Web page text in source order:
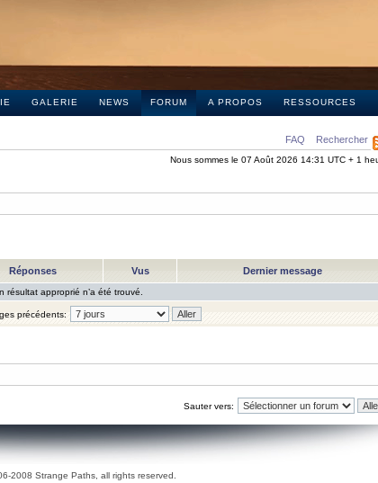
GALERIE NEWS FORUM A PROPOS RESSOURCES
FAQ Rechercher
Nous sommes le 07 Août 2026 14:31 UTC + 1
Réponses Vus Dernier message
résultat approprié n’a été trouvé.
précédents:
Sauter vers:
2008 Strange Paths, all rights reserved.